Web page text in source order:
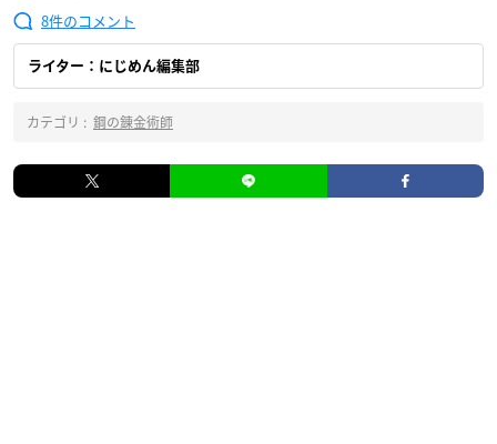
8
ライター：にじめん編集部
カテゴリ : 鋼の錬金術師